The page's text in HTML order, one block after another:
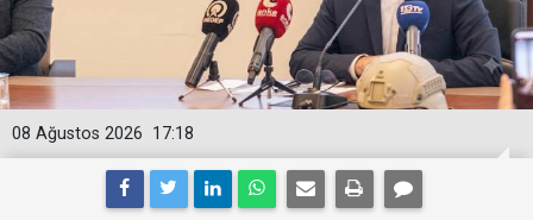
17:18
08 Ağustos 2026